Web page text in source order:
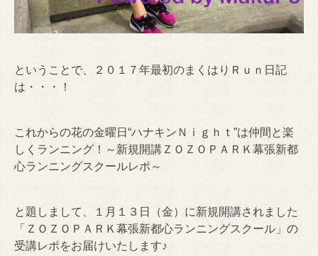
ということで、２０１７年最初のまくはりＲｕｎ日記
は・・・！
これからの花の金曜日“ハナキンＮｉｇｈｔ”は仲間と楽
しくランニング！～新規開講ＺＯＺＯＰＡＲＫ幕張新都
心ランニングスクールレポ～
と題しまして、１月１３日（金）に新規開講されました
「ＺＯＺＯＰＡＲＫ幕張新都心ランニングスクール」の
受講レポをお届けいたします♪